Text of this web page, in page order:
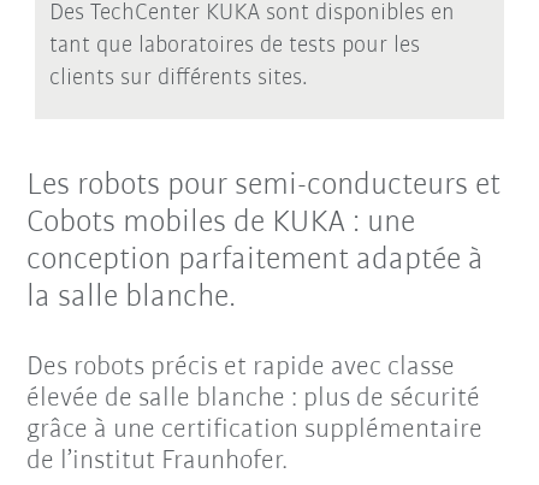
Des TechCenter KUKA sont disponibles en
tant que laboratoires de tests pour les
clients sur différents sites.
Les robots pour semi-conducteurs et
Cobots mobiles de KUKA : une
conception parfaitement adaptée à
la salle blanche.
Des robots précis et rapide avec classe
élevée de salle blanche : plus de sécurité
grâce à une certification supplémentaire
de l’institut Fraunhofer.